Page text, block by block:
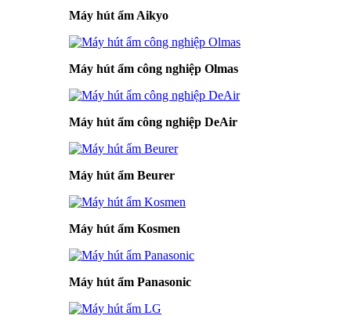
Máy hút ẩm Aikyo
Máy hút ẩm công nghiệp Olmas
Máy hút ẩm công nghiệp DeAir
Máy hút ẩm Beurer
Máy hút ẩm Kosmen
Máy hút ẩm Panasonic